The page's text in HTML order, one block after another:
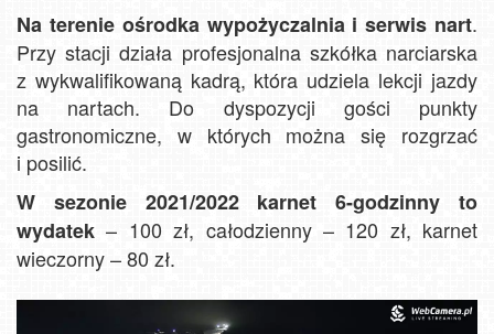
Na terenie ośrodka wypożyczalnia i serwis nart.
Przy stacji działa profesjonalna szkółka narciarska
z wykwalifikowaną kadrą, która udziela lekcji jazdy
na nartach. Do dyspozycji gości punkty
gastronomiczne, w których można się rozgrzać
i posilić.
W sezonie 2021/2022 karnet 6-godzinny to
wydatek – 100 zł, całodzienny – 120 zł, karnet
wieczorny – 80 zł.